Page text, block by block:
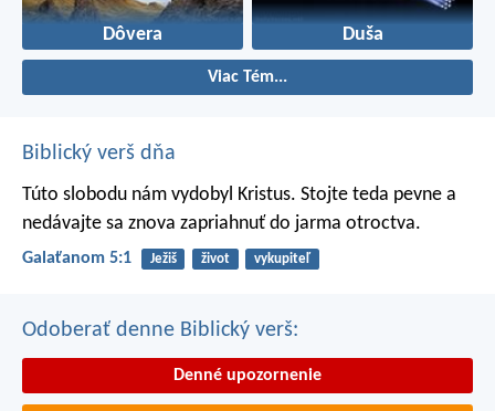
Dôvera Duša
Viac Tém...
Biblický verš dňa
Túto slobodu nám vydobyl Kristus. Stojte teda pevne a
nedávajte sa znova zapriahnuť do jarma otroctva.
Galaťanom 5:1 Ježiš život vykupiteľ
Odoberať denne Biblický verš:
Denné upozornenie